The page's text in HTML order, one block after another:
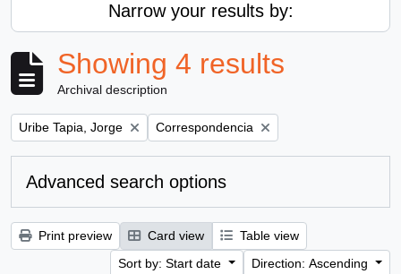
Narrow your results by:
Showing 4 results
Archival description
Remove filter:
Uribe Tapia, Jorge Remove filter:
Correspondencia
Advanced search options
Print preview Card view
Table view
Sort by: Start date
Direction: Ascending